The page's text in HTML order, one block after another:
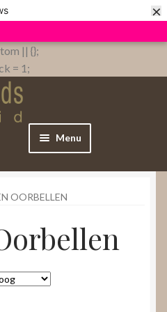
×
|| {};
= 1;
Menu
OORBELLEN